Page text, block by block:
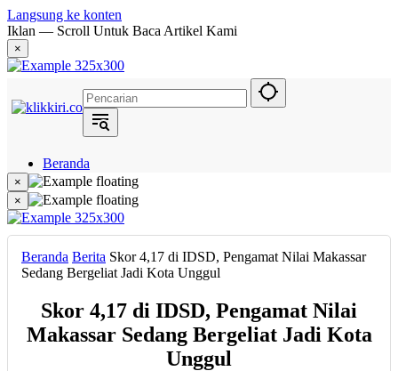
Langsung ke konten
Iklan — Scroll Untuk Baca Artikel Kami
×
Beranda
Hukum
Berita
Politik
Narasi
Metropolis
Eksekutif
×
×
Beranda Berita Skor 4,17 di IDSD, Pengamat Nilai Makassar
Sedang Bergeliat Jadi Kota Unggul
Skor 4,17 di IDSD, Pengamat Nilai
Makassar Sedang Bergeliat Jadi Kota
Unggul